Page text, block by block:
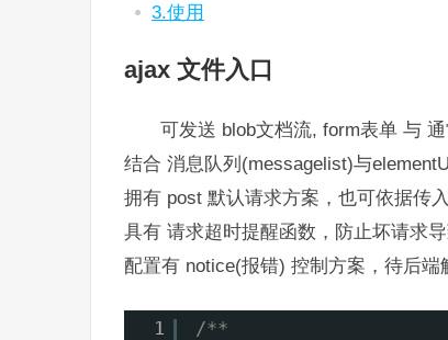
3.使用
ajax 文件入口
可发送 blob文档流, form表单 与
结合 消息队列(messagelist)与
拥有 post 默认请求方案，也可依据传
具有 请求超时提醒函数，防止坏请求
配置有 notice(报错) 控制方案，待后
1
/**